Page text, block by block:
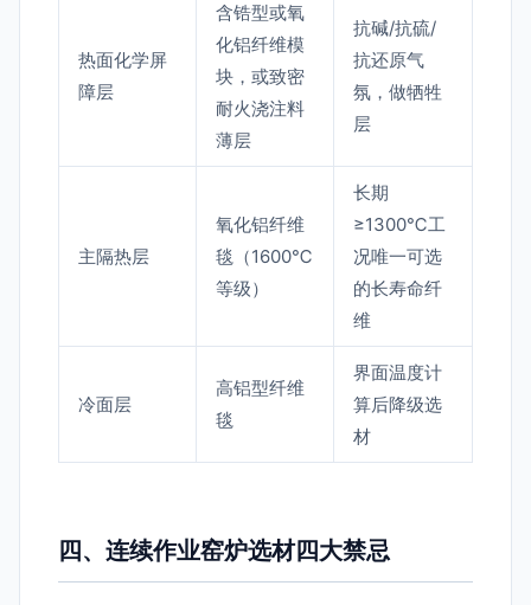
热面化学屏
障层
含锆型或氧
化铝纤维模
块，或致密
耐火浇注料
薄层
抗碱/抗硫/
抗还原气
氛，做牺牲
层
主隔热层
氧化铝纤维
毯（1600℃
等级）
长期
≥1300℃工
况唯一可选
的长寿命纤
维
冷面层
高铝型纤维
毯
界面温度计
算后降级选
材
四、连续作业窑炉选材四大禁忌